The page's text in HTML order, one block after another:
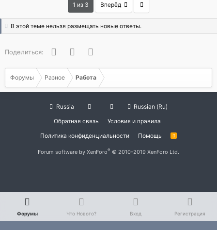
1 из 3 Вперёд
В этой теме нельзя размещать новые ответы.
Поделиться: FacebookTwitter
Форумы Разное Работа
Russia
Russian (Ru)
Обратная связь
Условия и правила
Политика конфиденциальности
Помощь
R
Forum software by XenForo® © 2010-2019 XenForo Ltd.
Форумы Что Нового? Вход Регистрация